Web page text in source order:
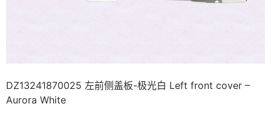
DZ13241870025 左前侧盖板-极光白 Left front cover –
Aurora White